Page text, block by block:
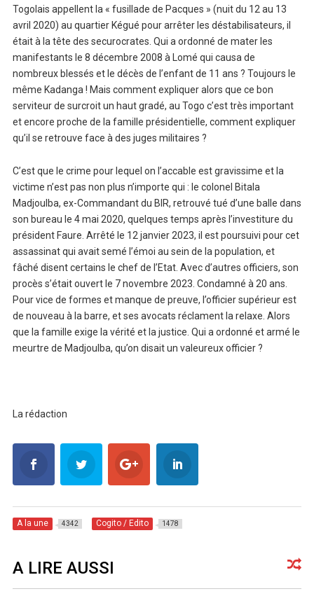
Togolais appellent la « fusillade de Pacques » (nuit du 12 au 13
avril 2020) au quartier Kégué pour arrêter les déstabilisateurs, il
était à la tête des securocrates. Qui a ordonné de mater les
manifestants le 8 décembre 2008 à Lomé qui causa de
nombreux blessés et le décès de l’enfant de 11 ans ? Toujours le
même Kadanga ! Mais comment expliquer alors que ce bon
serviteur de surcroit un haut gradé, au Togo c’est très important
et encore proche de la famille présidentielle, comment expliquer
qu’il se retrouve face à des juges militaires ?
C’est que le crime pour lequel on l’accable est gravissime et la
victime n’est pas non plus n’importe qui : le colonel Bitala
Madjoulba, ex-Commandant du BIR, retrouvé tué d’une balle dans
son bureau le 4 mai 2020, quelques temps après l’investiture du
président Faure. Arrêté le 12 janvier 2023, il est poursuivi pour cet
assassinat qui avait semé l’émoi au sein de la population, et
fâché disent certains le chef de l’Etat. Avec d’autres officiers, son
procès s’était ouvert le 7 novembre 2023. Condamné à 20 ans.
Pour vice de formes et manque de preuve, l’officier supérieur est
de nouveau à la barre, et ses avocats réclament la relaxe. Alors
que la famille exige la vérité et la justice. Qui a ordonné et armé le
meurtre de Madjoulba, qu’on disait un valeureux officier ?
La rédaction
A la une 4342 Cogito / Edito 1478
A LIRE AUSSI